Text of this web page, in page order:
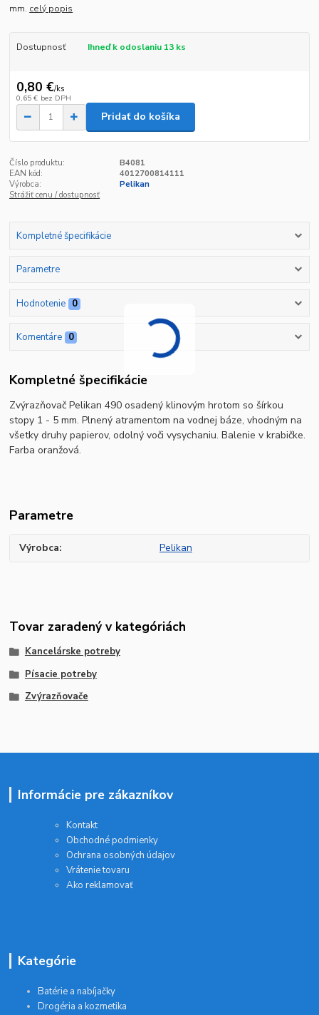
mm. celý popis
Dostupnosť Ihneď k odoslaniu 13 ks
0,80 €/ks
0,65 € bez DPH
Pridať do košíka
Číslo produktu:
B4081
EAN kód:
4012700814111
Výrobca:
Pelikan
Strážiť cenu / dostupnosť
Kompletné špecifikácie
Parametre
Hodnotenie 0
Komentáre 0
Kompletné špecifikácie
Zvýrazňovač Pelikan 490 osadený klinovým hrotom so šírkou
stopy 1 - 5 mm. Plnený atramentom na vodnej báze, vhodným na
všetky druhy papierov, odolný voči vysychaniu. Balenie v krabičke.
Farba oranžová.
Parametre
Výrobca Pelikan
Tovar zaradený v kategóriách
Kancelárske potreby
Písacie potreby
Zvýrazňovače
Informácie pre zákazníkov
Kontakt
Obchodné podmienky
Ochrana osobných údajov
Vrátenie tovaru
Ako reklamovať
Kategórie
Batérie a nabíjačky
Drogéria a kozmetika